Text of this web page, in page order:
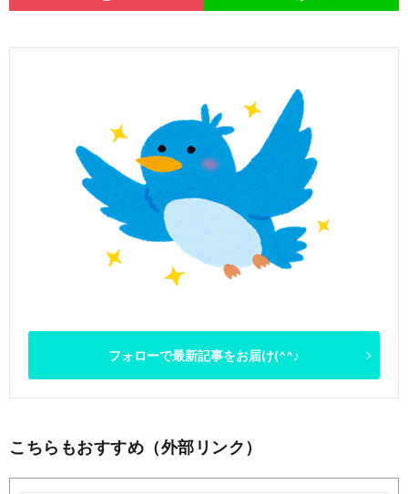
フォローで最新記事をお届け(^^♪
こちらもおすすめ（外部リンク）